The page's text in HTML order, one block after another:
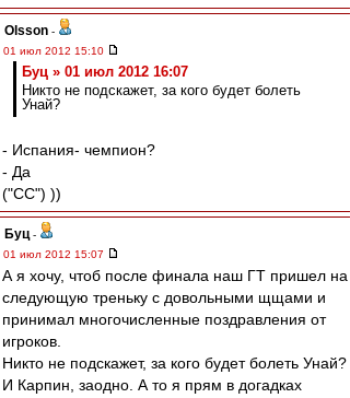
Olsson -
01 июл 2012 15:10
Буц » 01 июл 2012 16:07
Никто не подскажет, за кого будет болеть
Унай?
- Испания- чемпион?
- Да
("CC") ))
Буц -
01 июл 2012 15:07
А я хочу, чтоб после финала наш ГТ пришел на
следующую треньку с довольными щщами и
принимал многочисленные поздравления от
игроков.
Никто не подскажет, за кого будет болеть Унай?
И Карпин, заодно. А то я прям в догадках